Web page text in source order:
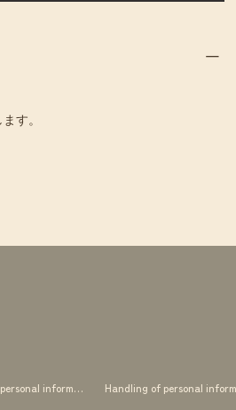
す。
Handling of personal information